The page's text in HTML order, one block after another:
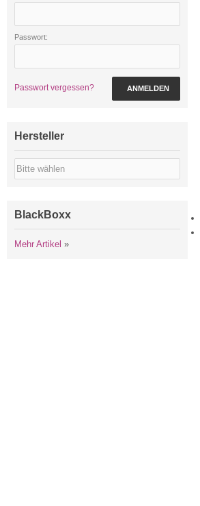
Passwort:
Passwort vergessen? ANMELDEN
Hersteller
BlackBoxx
Mehr Artikel »